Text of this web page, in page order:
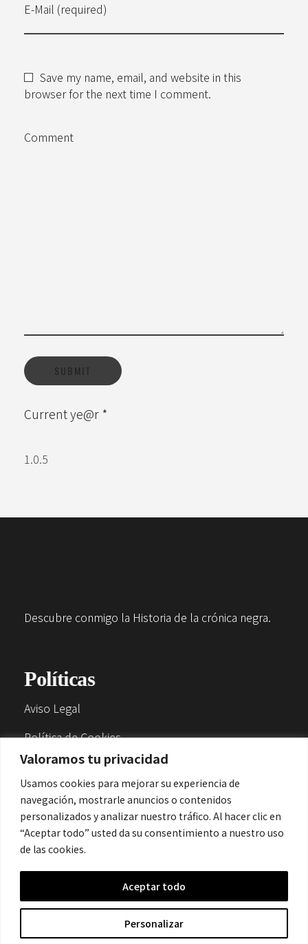
Valoramos tu privacidad
Usamos cookies para mejorar su experiencia de
navegación, mostrarle anuncios o contenidos
personalizados y analizar nuestro tráfico. Al hacer clic en
“Aceptar todo” usted da su consentimiento a nuestro uso
de las cookies.
Personalizar
Aceptar todo
E-Mail (required)
Save my name, email, and website in this
browser for the next time I comment.
Comment
Current ye@r *
Descubre conmigo la Historia de la crónica negra.
Políticas
Aviso Legal
Política de Cookies
Política de Privacidad
Contacto
© 2026 Historia de la Crónica negra. All rights reserved.